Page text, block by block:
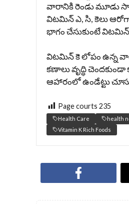
వారానికి రెండు మూడు
విటమిన్ ఎ, సి, కెలు
భాగం చేసుకుంటే విట‌మిన్
విటమిన్ కె లోపం ఉన్న
కణాలు వృద్ధి
ఆహారంలో ఉండేట్టు
Page courts 235
Health Care health
Vitamin K Rich Foods